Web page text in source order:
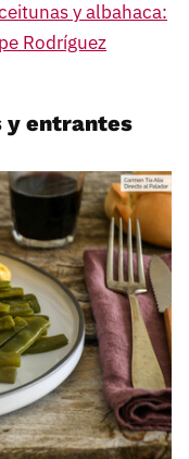
y albahaca:
Rodríguez
y entrantes